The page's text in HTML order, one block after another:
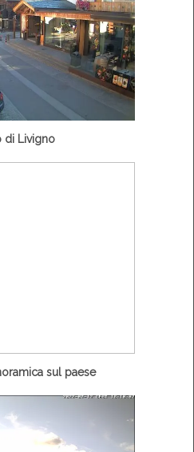
di Livigno
sul paese